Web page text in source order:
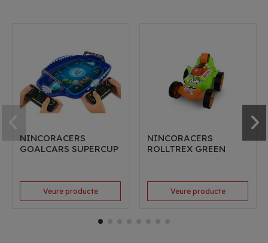
NINCORACERS
GOALCARS SUPERCUP
Veure producte
NINCORACERS
ROLLTREX GREEN
Veure producte